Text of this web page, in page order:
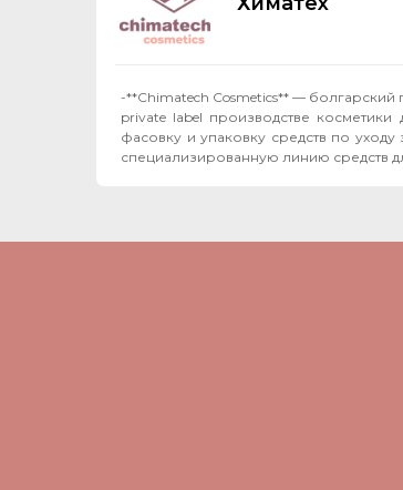
-**Chimatech Cosmetics** —
private label производстве
фасовку и упаковку средств по уходу за кожей, волосами и телом. Помимо производства для
специализированную линию средств